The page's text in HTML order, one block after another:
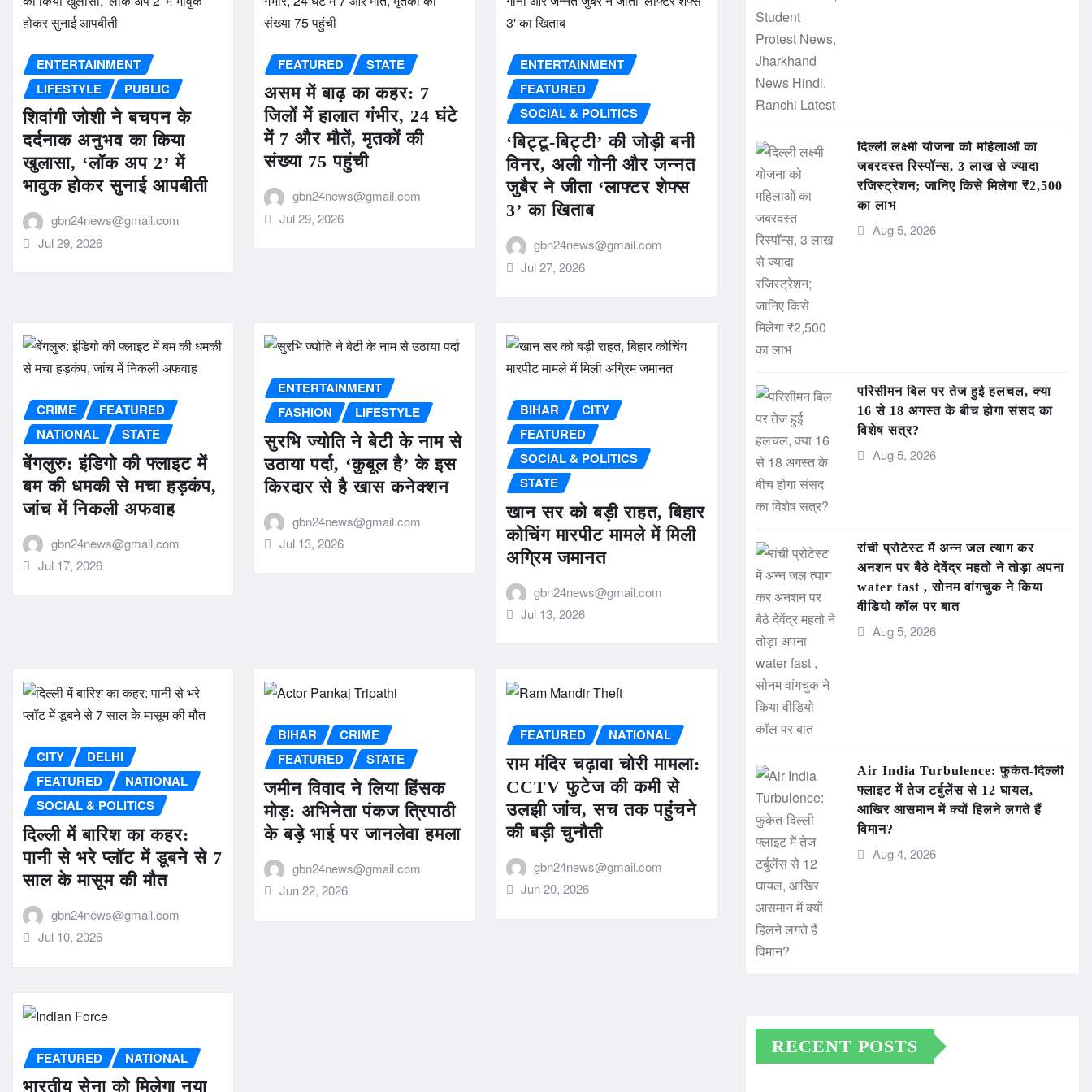
ENTERTAINMENT
LIFESTYLE
PUBLIC
शिवांगी जोशी ने बचपन के
दर्दनाक अनुभव का किया
खुलासा, ‘लॉक अप 2’ में
भावुक होकर सुनाई आपबीती
gbn24news@gmail.com
Jul 29, 2026
FEATURED STATE
असम में बाढ़ का कहर: 7
जिलों में हालात गंभीर, 24 घंटे
में 7 और मौतें, मृतकों की
संख्या 75 पहुंची
gbn24news@gmail.com
Jul 29, 2026
ENTERTAINMENT
FEATURED
SOCIAL & POLITICS
‘बिट्टू-बिट्टी’ की जोड़ी बनी
विनर, अली गोनी और जन्नत
जुबैर ने जीता ‘लाफ्टर शेफ्स
3’ का खिताब
gbn24news@gmail.com
Jul 27, 2026
CRIME
FEATURED
NATIONAL
STATE
बेंगलुरु: इंडिगो की फ्लाइट में
बम की धमकी से मचा हड़कंप,
जांच में निकली अफवाह
gbn24news@gmail.com
Jul 17, 2026
ENTERTAINMENT
FASHION
LIFESTYLE
सुरभि ज्योति ने बेटी के नाम से
उठाया पर्दा, ‘कुबूल है’ के इस
किरदार से है खास कनेक्शन
gbn24news@gmail.com
Jul 13, 2026
BIHAR
CITY
FEATURED
SOCIAL & POLITICS
STATE
खान सर को बड़ी राहत, बिहार
कोचिंग मारपीट मामले में मिली
अग्रिम जमानत
gbn24news@gmail.com
Jul 13, 2026
CITY
DELHI
FEATURED
NATIONAL
SOCIAL & POLITICS
दिल्ली में बारिश का कहर:
पानी से भरे प्लॉट में डूबने से 7
साल के मासूम की मौत
gbn24news@gmail.com
Jul 10, 2026
BIHAR
CRIME
FEATURED
STATE
जमीन विवाद ने लिया हिंसक
मोड़: अभिनेता पंकज त्रिपाठी
के बड़े भाई पर जानलेवा हमला
gbn24news@gmail.com
Jun 22, 2026
FEATURED NATIONAL
राम मंदिर चढ़ावा चोरी मामला:
CCTV फुटेज की कमी से
उलझी जांच, सच तक पहुंचने
की बड़ी चुनौती
gbn24news@gmail.com
Jun 20, 2026
FEATURED NATIONAL
भारतीय सेना को मिलेगा नया
दिल्ली लक्ष्मी योजना को महिलाओं का
जबरदस्त रिस्पॉन्स, 3 लाख से ज्यादा
रजिस्ट्रेशन; जानिए किसे मिलेगा ₹2,500
का लाभ
Aug 5, 2026
परिसीमन बिल पर तेज हुई हलचल, क्या
16 से 18 अगस्त के बीच होगा संसद का
विशेष सत्र?
Aug 5, 2026
रांची प्रोटेस्ट में अन्न जल त्याग कर
अनशन पर बैठे देवेंद्र महतो ने तोड़ा अपना
water fast , सोनम वांगचुक ने किया
वीडियो कॉल पर बात
Aug 5, 2026
Air India Turbulence: फुकेत-दिल्ली
फ्लाइट में तेज टर्बुलेंस से 12 घायल,
आखिर आसमान में क्यों हिलने लगते हैं
विमान?
Aug 4, 2026
RECENT POSTS